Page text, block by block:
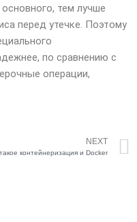
тем лучше
перед утечке. Поэтому
по сравнению с
операции,
NEXT
контейнеризация и Docker